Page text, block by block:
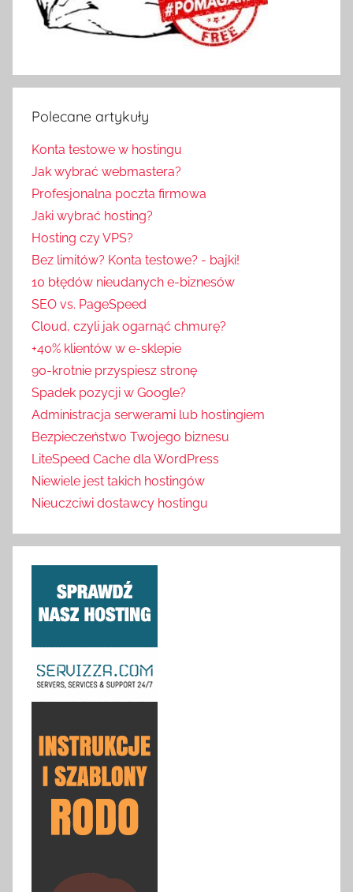
Polecane artykuły
Konta testowe w hostingu
Jak wybrać webmastera?
Profesjonalna poczta firmowa
Jaki wybrać hosting?
Hosting czy VPS?
Bez limitów? Konta testowe? - bajki!
10 błędów nieudanych e-biznesów
SEO vs. PageSpeed
Cloud, czyli jak ogarnąć chmurę?
+40% klientów w e-sklepie
90-krotnie przyspiesz stronę
Spadek pozycji w Google?
Administracja serwerami lub hostingiem
Bezpieczeństwo Twojego biznesu
LiteSpeed Cache dla WordPress
Niewiele jest takich hostingów
Nieuczciwi dostawcy hostingu